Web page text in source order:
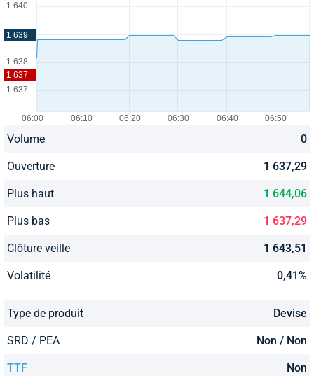
Volume 0
Ouverture 1 637,29
Plus haut 1 644,06
Plus bas 1 637,29
Clôture veille 1 643,51
Volatilité 0,41%
Type de produit Devise
SRD / PEA Non / Non
TTF Non